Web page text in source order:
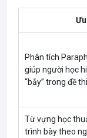
Phân tích
giúp người học
“bẫy” trong đề thi.
Từ vựng học
trình bày theo